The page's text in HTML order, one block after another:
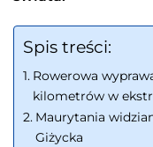
Spis treści:
Rowerowa
kilometrów w
Maurytania
Giżycka